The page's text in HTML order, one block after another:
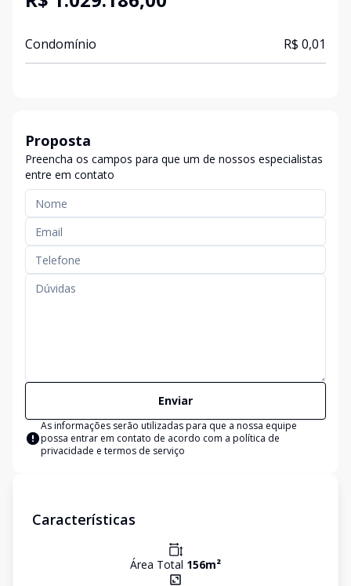
Condomínio R$ 0,01
Proposta
Preencha os campos para que um de nossos especialistas
entre em contato
Enviar
As informações serão utilizadas para que a nossa equipe
possa entrar em contato de acordo com a política de
privacidade e termos de serviço
Características
Área Total 156m²